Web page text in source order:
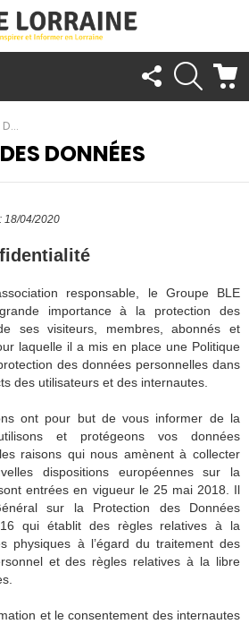
FOLLOW
US
DONNÉES
18/04/2020
responsable, le Groupe BLE
importance à la protection des
ses visiteurs, membres, abonnés et
laquelle il a mis en place une Politique
des données personnelles dans
des utilisateurs et des internautes.
ont pour but de vous informer de la
et protégeons vos données
raisons qui nous amènent à collecter
dispositions européennes sur la
entrées en vigueur le 25 mai 2018. Il
sur la Protection des Données
qui établit des règles relatives à la
physiques à l’égard du traitement des
et des règles relatives à la libre
et le consentement des internautes